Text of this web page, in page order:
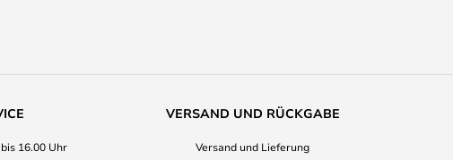
16.00 Uhr
VERSAND UND RÜCKGABE
Versand und Lieferung